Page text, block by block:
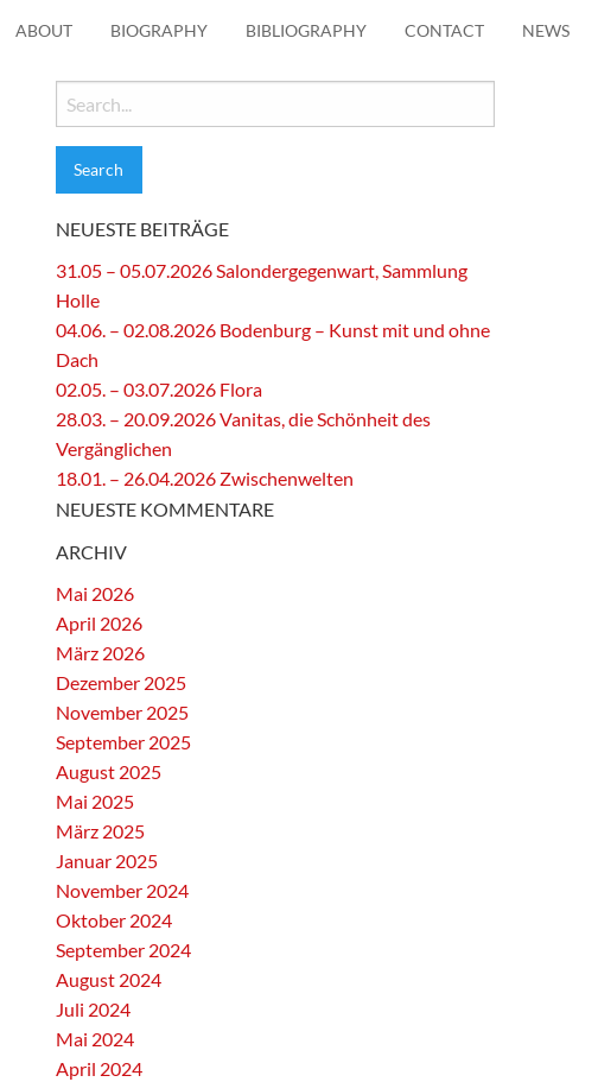
ABOUT BIOGRAPHY BIBLIOGRAPHY CONTACT NEWS
Search
for:
NEUESTE BEITRÄGE
31.05 – 05.07.2026 Salondergegenwart, Sammlung
Holle
04.06. – 02.08.2026 Bodenburg – Kunst mit und ohne
Dach
02.05. – 03.07.2026 Flora
28.03. – 20.09.2026 Vanitas, die Schönheit des
Vergänglichen
18.01. – 26.04.2026 Zwischenwelten
NEUESTE KOMMENTARE
ARCHIV
Mai 2026
April 2026
März 2026
Dezember 2025
November 2025
September 2025
August 2025
Mai 2025
März 2025
Januar 2025
November 2024
Oktober 2024
September 2024
August 2024
Juli 2024
Mai 2024
April 2024